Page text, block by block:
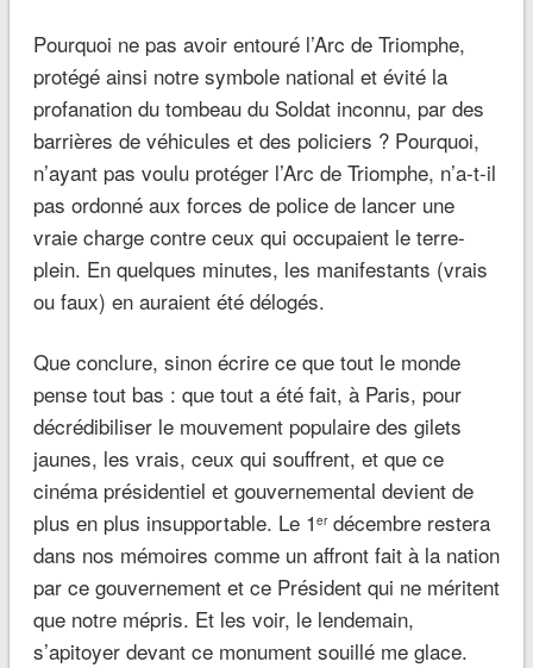
Pourquoi ne pas avoir entouré l’Arc de Triomphe,
protégé ainsi notre symbole national et évité la
profanation du tombeau du Soldat inconnu, par des
barrières de véhicules et des policiers ? Pourquoi,
n’ayant pas voulu protéger l’Arc de Triomphe, n’a-t-il
pas ordonné aux forces de police de lancer une
vraie charge contre ceux qui occupaient le terre-
plein. En quelques minutes, les manifestants (vrais
ou faux) en auraient été délogés.
Que conclure, sinon écrire ce que tout le monde
pense tout bas : que tout a été fait, à Paris, pour
décrédibiliser le mouvement populaire des gilets
jaunes, les vrais, ceux qui souffrent, et que ce
cinéma présidentiel et gouvernemental devient de
plus en plus insupportable. Le 1 erdécembre restera
dans nos mémoires comme un affront fait à la nation
par ce gouvernement et ce Président qui ne méritent
que notre mépris. Et les voir, le lendemain,
s’apitoyer devant ce monument souillé me glace.